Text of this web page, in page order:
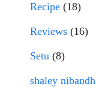
Recipe (18)
Reviews (16)
Setu (8)
shaley nibandh